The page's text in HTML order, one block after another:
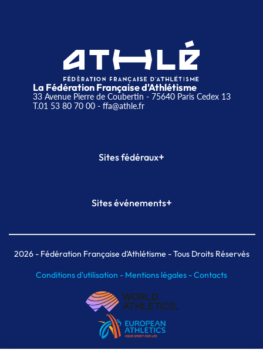
La Fédération Française d'Athlétisme
33 Avenue Pierre de Coubertin - 75640 Paris Cedex 13
T.01 53 80 70 00- ffa@athle.fr
Sites fédéraux+
Plateforme Formation
Sites événements+
Meeting de Paris indoor
MAIF Ekiden de Paris
2026- Fédération Française d'Athlétisme - Tous Droits Réservés
Conditions d'utilisation - Mentions légales -Contacts